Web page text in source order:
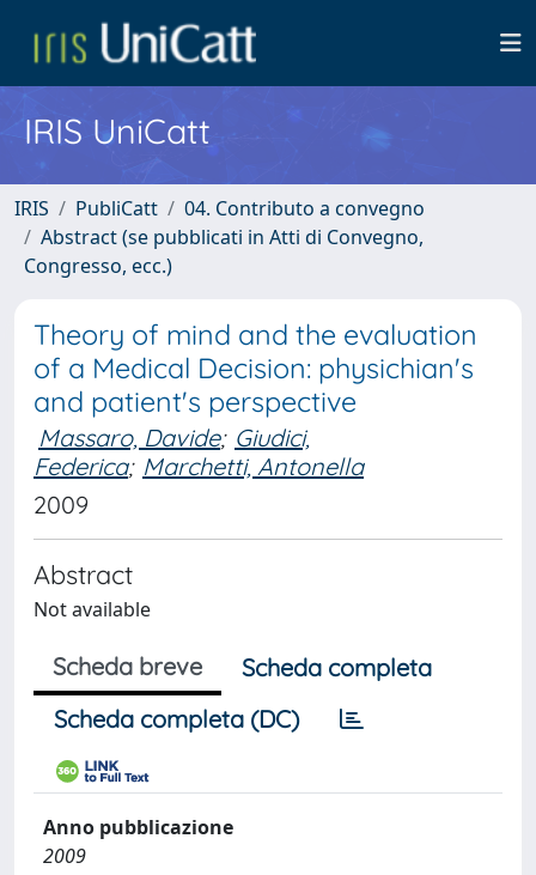
IRIS UniCatt
IRIS PubliCatt
04. Contributo a convegno
Abstract (se pubblicati in Atti di Convegno,
Congresso, ecc.)
Theory of mind and the evaluation
of a Medical Decision: physichian's
and patient's perspective
Massaro, Davide; Giudici,
Federica; Marchetti, Antonella
2009
Abstract
Not available
Scheda breve
Scheda completa
Scheda completa (DC)
Anno pubblicazione
2009